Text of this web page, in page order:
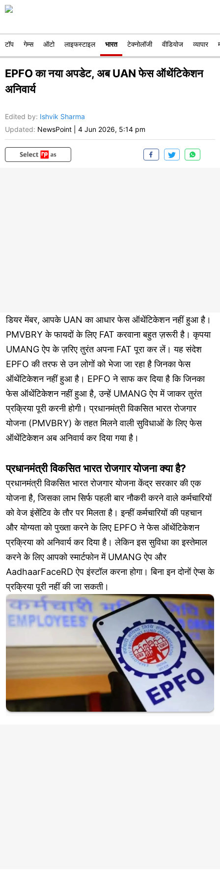
टॉप गेम्स ऑटो लाइफस्टाइल भारत टेक्नोलॉजी वीडियोज व्यापार
EPFO का नया अपडेट, अब UAN फेस ऑथेंटिकेशन
अनिवार्य
Edited by: Ishvik Sharma
Updated: NewsPoint 4 Jun 2026, 5:14 pm
डियर मेंबर, आपके UAN का आधार फेस ऑथेंटिकेशन नहीं हुआ है।
PMVBRY के फायदों के लिए FAT करवाना बहुत ज़रूरी है। कृपया
UMANG ऐप के ज़रिए तुरंत अपना FAT पूरा कर लें। यह संदेश
EPFO की तरफ से उन लोगों को भेजा जा रहा है जिनका फेस
ऑथेंटिकेशन नहीं हुआ है। EPFO ने साफ कर दिया है कि जिनका
फेस ऑथेंटिकेशन नहीं हुआ है, उन्हें UMANG ऐप में जाकर तुरंत
प्रक्रिया पूरी करनी होगी। प्रधानमंत्री विकसित भारत रोजगार
योजना (PMVBRY) के तहत मिलने वाली सुविधाओं के लिए फेस
ऑथेंटिकेशन अब अनिवार्य कर दिया गया है।
प्रधानमंत्री विकसित भारत रोजगार योजना क्या है?
प्रधानमंत्री विकसित भारत रोजगार योजना केंद्र सरकार की एक
योजना है, जिसका लाभ सिर्फ पहली बार नौकरी करने वाले कर्मचारियों
को वेज इंसेंटिव के तौर पर मिलता है। इन्हीं कर्मचारियों की पहचान
और योग्यता को पुख्ता करने के लिए EPFO ने फेस ऑथेंटिकेशन
प्रक्रिया को अनिवार्य कर दिया है। लेकिन इस सुविधा का इस्तेमाल
करने के लिए आपको स्मार्टफोन में UMANG ऐप और
AadhaarFaceRD ऐप इंस्टॉल करना होगा। बिना इन दोनों ऐप्स के
प्रक्रिया पूरी नहीं की जा सकती।